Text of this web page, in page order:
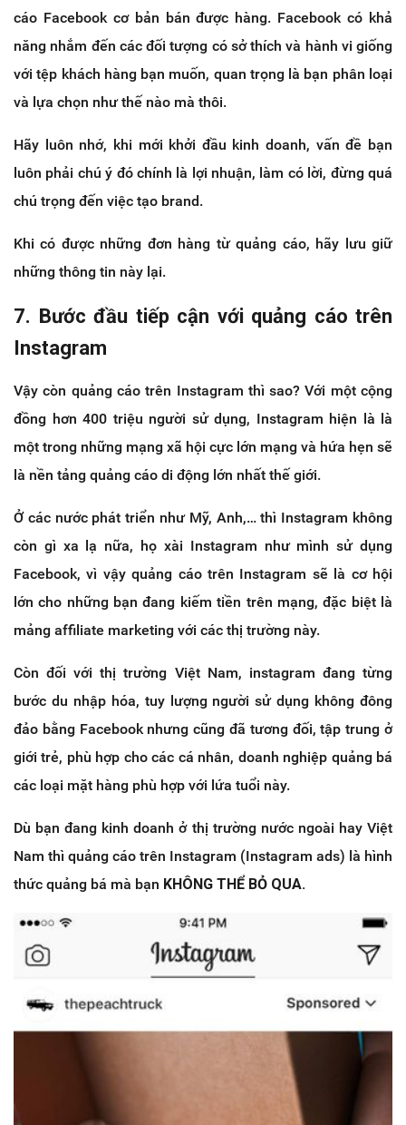
cáo Facebook cơ bản bán được hàng. Facebook có khả
năng nhắm đến các đối tượng có sở thích và hành vi giống
với tệp khách hàng bạn muốn, quan trọng là bạn phân loại
và lựa chọn như thế nào mà thôi.
Hãy luôn nhớ, khi mới khởi đầu kinh doanh, vấn đề bạn
luôn phải chú ý đó chính là lợi nhuận, làm có lời, đừng quá
chú trọng đến việc tạo brand.
Khi có được những đơn hàng từ quảng cáo, hãy lưu giữ
những thông tin này lại.
7. Bước đầu tiếp cận với quảng cáo trên
Instagram
Vậy còn quảng cáo trên Instagram thì sao? Với một cộng
đồng hơn 400 triệu người sử dụng, Instagram hiện là là
một trong những mạng xã hội cực lớn mạng và hứa hẹn sẽ
là nền tảng quảng cáo di động lớn nhất thế giới.
Ở các nước phát triển như Mỹ, Anh,… thì Instagram không
còn gì xa lạ nữa, họ xài Instagram như mình sử dụng
Facebook, vì vậy quảng cáo trên Instagram sẽ là cơ hội
lớn cho những bạn đang kiếm tiền trên mạng, đặc biệt là
mảng affiliate marketing với các thị trường này.
Còn đối với thị trường Việt Nam, instagram đang từng
bước du nhập hóa, tuy lượng người sử dụng không đông
đảo bằng Facebook nhưng cũng đã tương đối, tập trung ở
giới trẻ, phù hợp cho các cá nhân, doanh nghiệp quảng bá
các loại mặt hàng phù hợp với lứa tuổi này.
Dù bạn đang kinh doanh ở thị trường nước ngoài hay Việt
Nam thì quảng cáo trên Instagram (Instagram ads) là hình
thức quảng bá mà bạn KHÔNG THỂ BỎ QUA.